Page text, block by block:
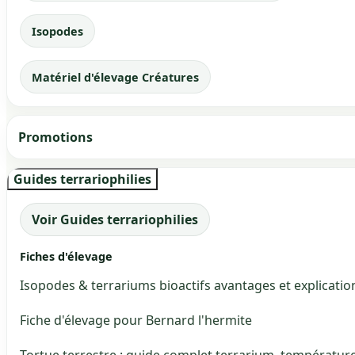
Isopodes
Matériel d'élevage Créatures
Promotions
Guides terrariophilies
Voir Guides terrariophilies
Fiches d'élevage
Isopodes & terrariums bioactifs avantages et
Fiche d'élevage pour Bernard l'hermite